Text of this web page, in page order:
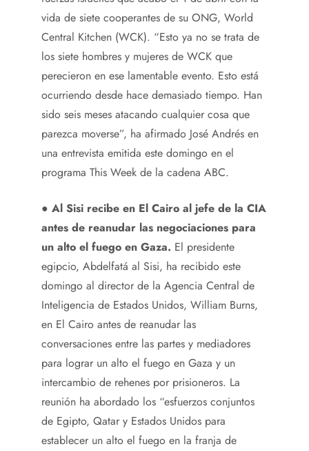
vida de siete cooperantes de su ONG, World
Central Kitchen (WCK). “Esto ya no se trata de
los siete hombres y mujeres de WCK que
perecieron en ese lamentable evento. Esto está
ocurriendo desde hace demasiado tiempo. Han
sido seis meses atacando cualquier cosa que
parezca moverse”, ha afirmado José Andrés en
una entrevista emitida este domingo en el
programa This Week de la cadena ABC.
● Al Sisi recibe en El Cairo al jefe de la CIA
antes de reanudar las negociaciones para
un alto el fuego en Gaza. El presidente
egipcio, Abdelfatá al Sisi, ha recibido este
domingo al director de la Agencia Central de
Inteligencia de Estados Unidos, William Burns,
en El Cairo antes de reanudar las
conversaciones entre las partes y mediadores
para lograr un alto el fuego en Gaza y un
intercambio de rehenes por prisioneros. La
reunión ha abordado los “esfuerzos conjuntos
de Egipto, Qatar y Estados Unidos para
establecer un alto el fuego en la franja de